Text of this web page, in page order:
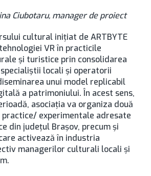
Ciubotaru, manager de proiect
cultural inițiat de ARTBYTE
VR în practicile
și turistice prin consolidarea
locali și operatorii
unui model replicabil
a patrimoniului. În acest sens,
asociația va organiza două
experimentale adresate
din județul Brașov, precum și
activează în industria
managerilor culturali locali și